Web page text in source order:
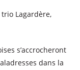
Lagardère,
s’accrocheront
dans la